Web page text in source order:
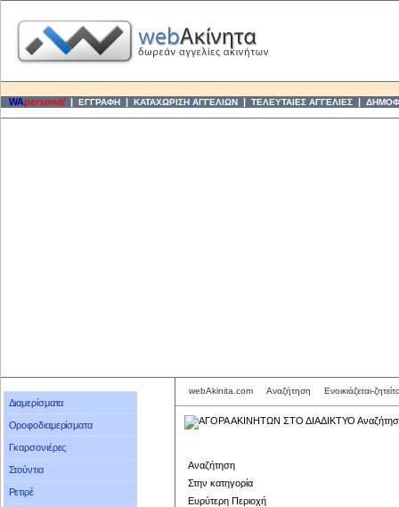
WApersonal | ΕΓΓΡΑΦΗ | ΚΑΤΑΧΩΡΙΣΗ ΑΓΓΕΛΙΩΝ | ΤΕΛΕΥΤΑΙΕΣ ΑΓΓΕΛΙΕΣ |
Διαμερίσματα
Οροφοδιαμερίσματα
Γκαρσονιέρες
Στούντια
Ρετιρέ
webAkinita.com Αναζήτηση Ενοικιάζεται-
Αναζήτηση
Στην κατηγορία
Ευρύτερη Περιοχή